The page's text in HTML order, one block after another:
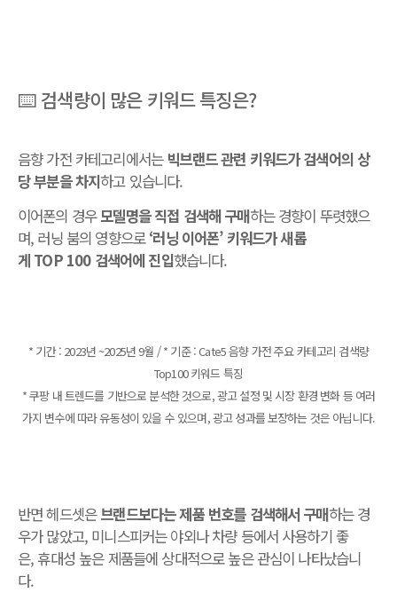
⌨️ 검색량이 많은 키워드 특징은?
음향 가전 카테고리에서는빅브랜드 관련 키워드가 검색어의 상
당 부분을 차지하고 있습니다.
이어폰의 경우모델명을 직접 검색해 구매하는 경향이 뚜렷했으
며, 러닝 붐의 영향으로‘러닝 이어폰’ 키워드가 새롭
게 TOP 100 검색어에 진입했습니다.
* 기간 : 2023년 ~2025년 9월 / * 기준 : Cate5 음향 가전 주요 카테고리 검색량
Top100 키워드 특징
* 쿠팡 내 트렌드를 기반으로 분석한 것으로, 광고 설정 및 시장 환경 변화 등 여러
가지 변수에 따라 유동성이 있을 수 있으며, 광고 성과를 보장하는 것은 아닙니다.
반면 헤드셋은브랜드보다는 제품 번호를 검색해서 구매하는 경
우가 많았고, 미니스피커는 야외나 차량 등에서 사용하기 좋
은, 휴대성 높은 제품들에 상대적으로 높은 관심이 나타났습니
다.